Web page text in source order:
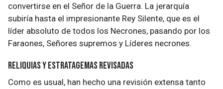
convertirse en el Señor de la Guerra. La jerarquía
subiría hasta el impresionante Rey Silente, que es el
líder absoluto de todos los Necrones, pasando por los
Faraones, Señores supremos y Líderes necrones.
Reliquias y estratagemas revisadas
Como es usual, han hecho una revisión extensa tanto